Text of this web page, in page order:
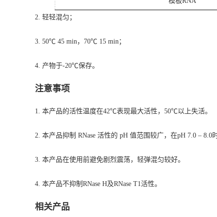
2. 轻轻混匀；
3. 50℃ 45 min，70℃ 15 min；
4. 产物于-20℃保存。
注意事项
1. 本产品的活性温度在42℃表现最大活性，50℃以上失活。
2. 本产品抑制 RNase 活性的 pH 值范围较广，在pH 7.0 – 8.0
3. 本产品在使用前避免剧烈震荡，轻弹混匀较好。
4. 本产品不抑制RNase H及RNase T1活性。
相关产品